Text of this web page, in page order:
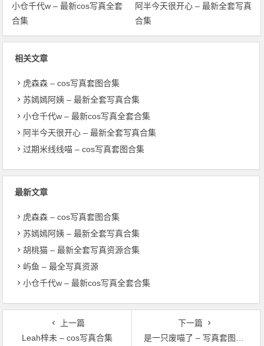
小仓千代w – 最新cos写真全套
合集
阿半今天很开心 – 最新全套写真
合集
相关文章
虎森森 – cos写真套图合集
苏嫣嫣阿姨 – 最新全套写真合集
小仓千代w – 最新cos写真全套合集
阿半今天很开心 – 最新全套写真合集
过期米线线喵 – cos写真套图合集
最新文章
虎森森 – cos写真套图合集
苏嫣嫣阿姨 – 最新全套写真合集
胡桃猫 – 最新全套写真资源合集
屿鱼 – 最全写真资源
小仓千代w – 最新cos写真全套合集
上一篇
Leah梓未 – cos写真合集
下一篇
是一只废喵了 – 写真套图合集